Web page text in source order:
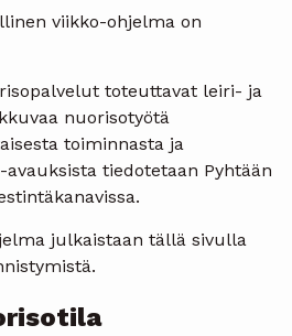
viikko-ohjelma on
toteuttavat leiri- ja
nuorisotyötä
toiminnasta ja
tiedotetaan Pyhtään
julkaistaan tällä sivulla